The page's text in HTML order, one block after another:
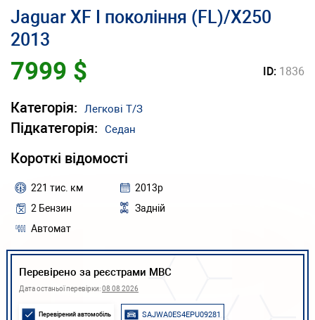
Jaguar XF I покоління (FL)/X250
2013
7999 $ ID: 1836
Категорія: Легкові Т/З
Підкатегорія: Седан
Короткі відомості
221 тис. км
2013р
2 Бензин
Автомат
Задній
Перевірено за реєстрами МВС
Дата останьої перевірки:08 08 2026
Перевірений автомобіль SAJWA0ES4EPU09281